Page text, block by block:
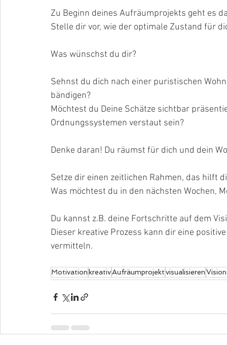
Zu Beginn deines Aufräumprojekts geht es
Stelle dir vor, wie der optimale Zustand für
Was wünschst du dir?
Sehnst du dich nach einer puristischen
bändigen?
Möchtest du Deine Schätze sichtbar
Ordnungssystemen verstaut sein?
Denke daran! Du räumst für dich und dein
Setze dir einen zeitlichen Rahmen, das hilft
Was möchtest du in den nächsten Wochen,
Du kannst z.B. deine Fortschritte auf dem
Dieser kreative Prozess kann dir eine
vermitteln.
Motivation kreativAufräumprojektvisualisieren